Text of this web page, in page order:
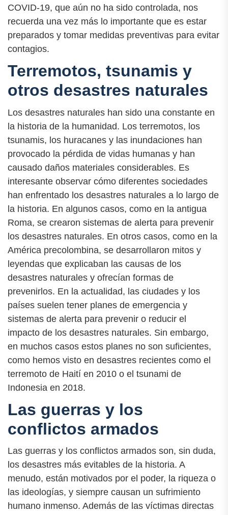
COVID-19, que aún no ha sido controlada, nos
recuerda una vez más lo importante que es estar
preparados y tomar medidas preventivas para evitar
contagios.
Terremotos, tsunamis y
otros desastres naturales
Los desastres naturales han sido una constante en
la historia de la humanidad. Los terremotos, los
tsunamis, los huracanes y las inundaciones han
provocado la pérdida de vidas humanas y han
causado daños materiales considerables. Es
interesante observar cómo diferentes sociedades
han enfrentado los desastres naturales a lo largo de
la historia. En algunos casos, como en la antigua
Roma, se crearon sistemas de alerta para prevenir
los desastres naturales. En otros casos, como en la
América precolombina, se desarrollaron mitos y
leyendas que explicaban las causas de los
desastres naturales y ofrecían formas de
prevenirlos. En la actualidad, las ciudades y los
países suelen tener planes de emergencia y
sistemas de alerta para prevenir o reducir el
impacto de los desastres naturales. Sin embargo,
en muchos casos estos planes no son suficientes,
como hemos visto en desastres recientes como el
terremoto de Haití en 2010 o el tsunami de
Indonesia en 2018.
Las guerras y los
conflictos armados
Las guerras y los conflictos armados son, sin duda,
los desastres más evitables de la historia. A
menudo, están motivados por el poder, la riqueza o
las ideologías, y siempre causan un sufrimiento
humano inmenso. Además de las víctimas directas